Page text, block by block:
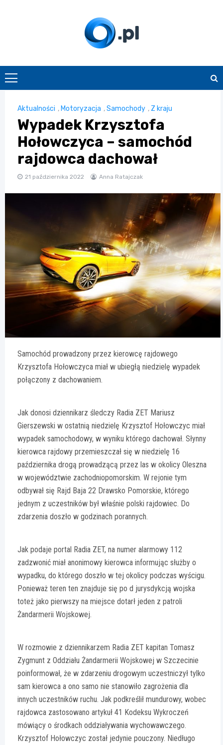
O.pl
Aktualności , Motoryzacja ,Samochody , Z kraju
Wypadek Krzysztofa
Hołowczyca – samochód
rajdowca dachował
21 października 2022 Anna Ratajczak
Samochód prowadzony przez kierowcę rajdowego
Krzysztofa Hołowczyca miał w ubiegłą niedzielę wypadek
połączony z dachowaniem.
Jak donosi dziennikarz śledczy Radia ZET Mariusz
Gierszewski w ostatnią niedzielę Krzysztof Hołowczyc miał
wypadek samochodowy, w wyniku którego dachował. Słynny
kierowca rajdowy przemieszczał się w niedzielę 16
października drogą prowadzącą przez las w okolicy Oleszna
w województwie zachodniopomorskim. W rejonie tym
odbywał się Rajd Baja 22 Drawsko Pomorskie, którego
jednym z uczestników był właśnie polski rajdowiec. Do
zdarzenia doszło w godzinach porannych.
Jak podaje portal Radia ZET, na numer alarmowy 112
zadzwonić miał anonimowy kierowca informując służby o
wypadku, do którego doszło w tej okolicy podczas wyścigu.
Ponieważ teren ten znajduje się po d jurysdykcją wojska
toteż jako pierwszy na miejsce dotarł jeden z patroli
Żandarmerii Wojskowej.
W rozmowie z dziennikarzem Radia ZET kapitan Tomasz
Zygmunt z Oddziału Żandarmerii Wojskowej w Szczecinie
poinformował, że w zdarzeniu drogowym uczestniczył tylko
sam kierowca a ono samo nie stanowiło zagrożenia dla
innych uczestników ruchu. Jak podkreślił mundurowy, wobec
rajdowca zastosowano artykuł 41 Kodeksu Wykroczeń
mówiący o środkach oddziaływania wychowawczego.
Krzysztof Hołowczyc został jedynie pouczony. Niedługo